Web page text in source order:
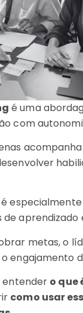
é uma
com
aprendizado
metas, o
engajamento
entender o que
como usar